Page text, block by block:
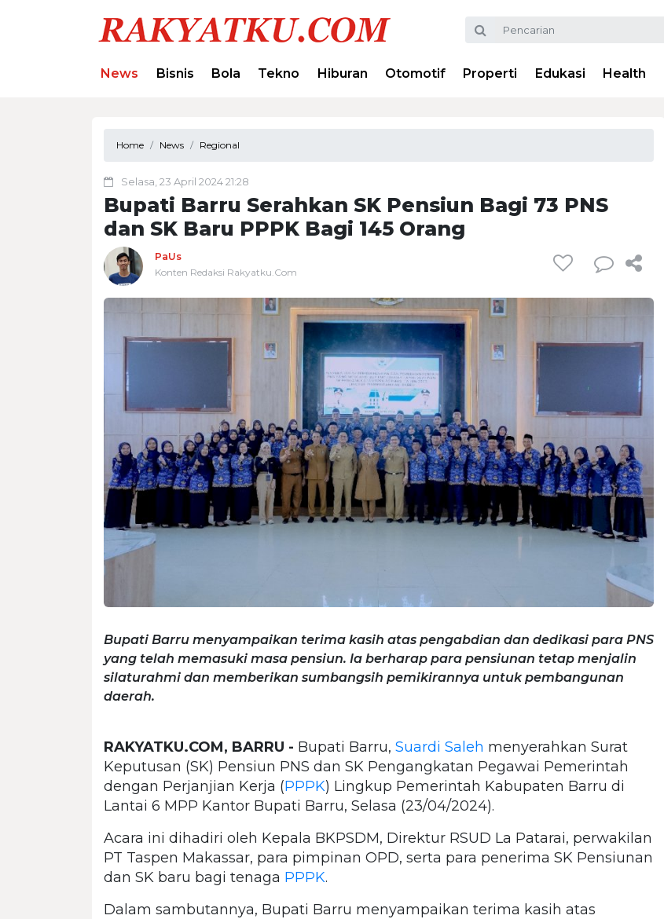
News Bisnis Bola Tekno Hiburan Otomotif Properti Edukasi Health
Home News Regional
Selasa, 23 April 2024 21:28
Bupati Barru Serahkan SK Pensiun Bagi 73 PNS
dan SK Baru PPPK Bagi 145 Orang
PaUs
Konten Redaksi Rakyatku.Com
Bupati Barru menyampaikan terima kasih atas pengabdian dan dedikasi para PNS
yang telah memasuki masa pensiun. Ia berharap para pensiunan tetap menjalin
silaturahmi dan memberikan sumbangsih pemikirannya untuk pembangunan
daerah.
RAKYATKU.COM, BARRU - Bupati Barru, Suardi Saleh menyerahkan Surat
Keputusan (SK) Pensiun PNS dan SK Pengangkatan Pegawai Pemerintah
dengan Perjanjian Kerja (PPPK) Lingkup Pemerintah Kabupaten Barru di
Lantai 6 MPP Kantor Bupati Barru, Selasa (23/04/2024).
Acara ini dihadiri oleh Kepala BKPSDM, Direktur RSUD La Patarai, perwakilan
PT Taspen Makassar, para pimpinan OPD, serta para penerima SK Pensiunan
dan SK baru bagi tenaga PPPK.
Dalam sambutannya, Bupati Barru menyampaikan terima kasih atas